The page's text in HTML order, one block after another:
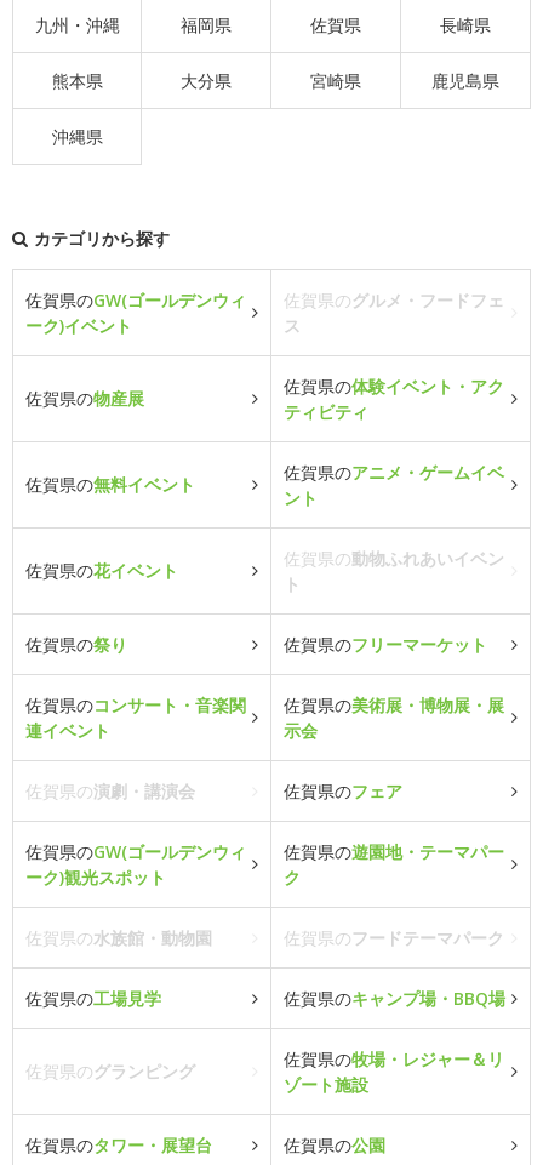
九州・沖縄 福岡県 佐賀県 長崎県
熊本県 大分県 宮崎県 鹿児島県
沖縄県
カテゴリから探す
佐賀県のGW(ゴールデンウィ
ーク)イベント
佐賀県のグルメ・フードフェ
ス
佐賀県の物産展
佐賀県の体験イベント・アク
ティビティ
佐賀県の無料イベント
佐賀県のアニメ・ゲームイベ
ント
佐賀県の花イベント
佐賀県の動物ふれあいイベン
ト
佐賀県の祭り 佐賀県のフリーマーケット
佐賀県のコンサート・音楽関
連イベント
佐賀県の美術展・博物展・展
示会
佐賀県の演劇・講演会 佐賀県のフェア
佐賀県のGW(ゴールデンウィ
ーク)観光スポット
佐賀県の遊園地・テーマパー
ク
佐賀県の水族館・動物園 佐賀県のフードテーマパーク
佐賀県の工場見学 佐賀県のキャンプ場・BBQ場
佐賀県のグランピング
佐賀県の牧場・レジャー＆リ
ゾート施設
佐賀県のタワー・展望台 佐賀県の公園